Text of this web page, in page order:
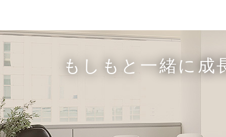
もしもと一緒に成